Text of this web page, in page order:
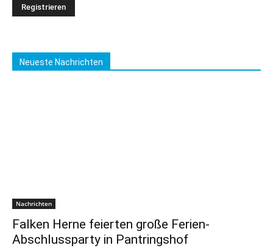
Neueste Nachrichten
Nachrichten
Falken Herne feierten große Ferien-
Abschlussparty in Pantringshof